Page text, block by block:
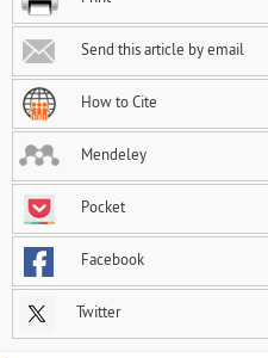
Send this article by email
How to Cite
Mendeley
Pocket
Facebook
Twitter